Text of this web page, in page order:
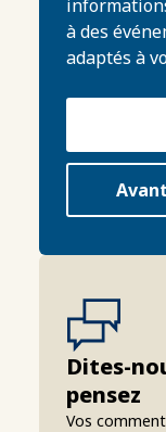
à des
adaptés à
Dites-
pensez
Vos